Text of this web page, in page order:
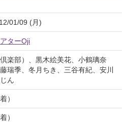
01/09 (月)
ターOji
楽部）、黒木絵美花、小鶴璃奈
瑞季、冬月ちき、三谷有紀、安川
ん
）
）